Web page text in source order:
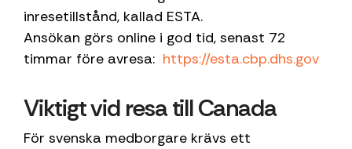
inresetillstånd, kallad ESTA.
Ansökan görs online i god tid, senast 72
timmar före avresa: https://esta.cbp.dhs.gov
Viktigt vid resa till Canada
För svenska medborgare krävs ett